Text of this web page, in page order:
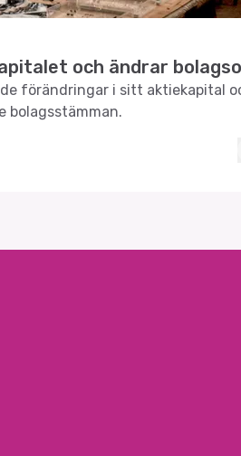
och ändrar
förändringar i sitt aktiekapital
bolagsstämman.